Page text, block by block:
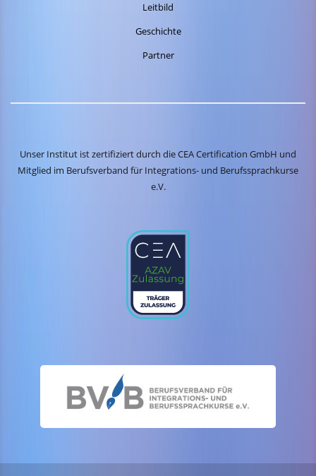
Leitbild
Geschichte
Partner
Unser Institut ist zertifiziert durch die CEA Certification GmbH und
Mitglied im Berufsverband für Integrations- und Berufssprachkurse
e.V.